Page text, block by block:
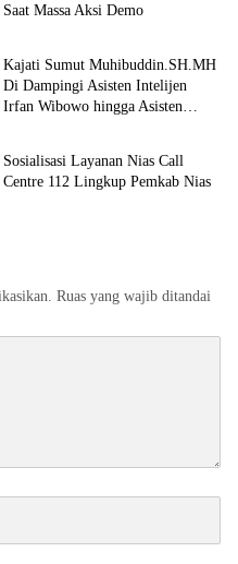
Saat Massa Aksi Demo
Berita
Kajati Sumut Muhibuddin.SH.MH
Di Dampingi Asisten Intelijen
Irfan Wibowo hingga Asisten
Berita
Sosialisasi Layanan Nias Call
Centre 112 Lingkup Pemkab Nias
Ruas yang wajib ditandai